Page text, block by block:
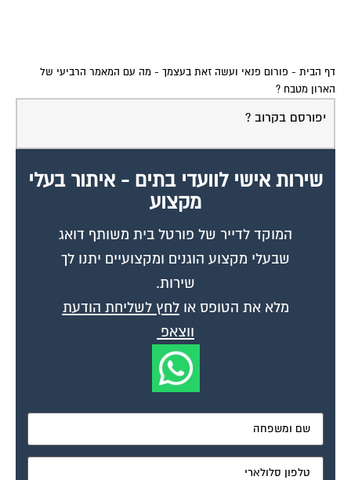
הארון מטבח ?
יפורסם בקרוב ?
מקצוע
המוקד לדייר של פורטל בית משותף דואג
שבעלי מקצוע הוגנים ומקצועיים יתנו לך
שירות.
מלא את הטופס אולחץ לשליחת הודעת
ווצאפ